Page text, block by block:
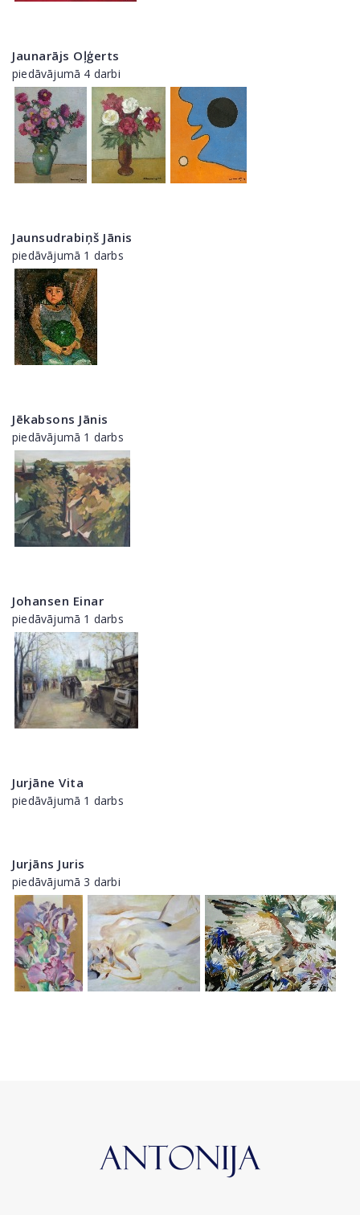
Jaunarājs Oļģerts
piedāvājumā 4 darbi
Jaunsudrabiņš Jānis
piedāvājumā 1 darbs
Jēkabsons Jānis
piedāvājumā 1 darbs
Johansen Einar
piedāvājumā 1 darbs
Jurjāne Vita
piedāvājumā 1 darbs
Jurjāns Juris
piedāvājumā 3 darbi